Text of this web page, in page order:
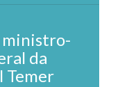
ministro-
da
Temer